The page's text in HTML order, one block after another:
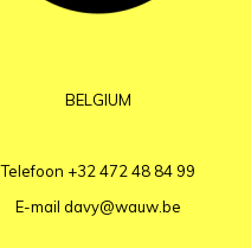
BELGIUM
Telefoon +32 472 48 84 99
E-mail davy@wauw.be